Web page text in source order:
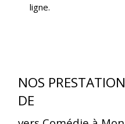
ligne.
NOS
DE